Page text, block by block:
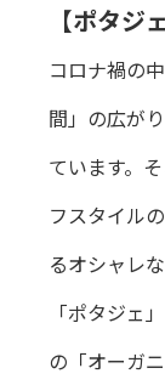
【ポタジ
コロナ禍の
間」の広が
ています。
フスタイル
るオシャレ
「ポタジェ
の「オーガ